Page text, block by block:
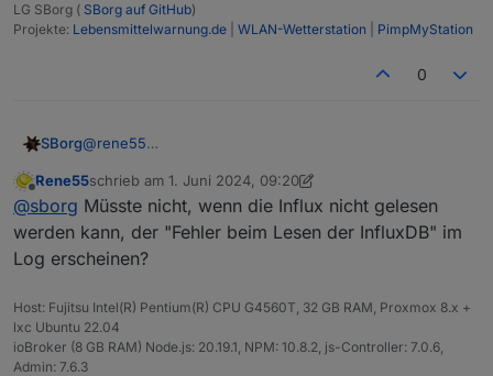
LG SBorg ( SBorg auf GitHub)
Projekte: Lebensmittelwarnung.de WLAN-Wetterstation PimpMyStation
0
SBorg@rene55
5.0.19 und 8.4.2, da wäre mir aber weiter nichts bekannt
warum er plötzlich die InfluxDB nicht mehr lesen
kann...?
Offline
Rene55schrieb am 1. Juni 2024, 09:20
zuletzt editiert von Rene556. Jan. 2024, 11:21
@sborg Müsste nicht, wenn die Influx nicht gelesen
werden kann, der "Fehler beim Lesen der InfluxDB" im
Log erscheinen?
Host: Fujitsu Intel(R) Pentium(R) CPU G4560T, 32 GB RAM, Proxmox 8.x +
lxc Ubuntu 22.04
ioBroker (8 GB RAM) Node.js: 20.19.1, NPM: 10.8.2, js-Controller: 7.0.6,
Admin: 7.6.3